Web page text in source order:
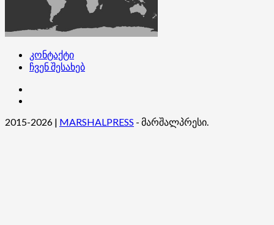
კონტაქტი
ჩვენ შესახებ
2015-2026 | MARSHALPRESS - მარშალპრესი.